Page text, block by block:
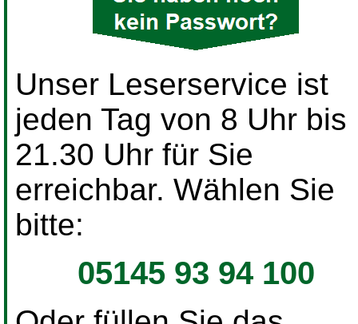
Unser Leserservice ist
jeden Tag von 8 Uhr bis
21.30 Uhr für Sie
erreichbar. Wählen Sie
bitte:
05145 93 94 100